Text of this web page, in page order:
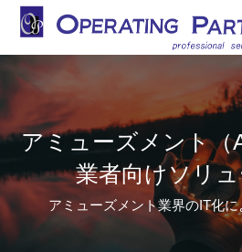
アミューズメント（
業者向けソリ
アミューズメント業界のIT化